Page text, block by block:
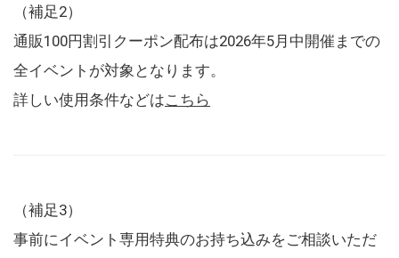
（補足2）
通販100円割引クーポン配布は2026年5月中開催までの
全イベントが対象となります。
詳しい使用条件などはこちら
（補足3）
事前にイベント専用特典のお持ち込みをご相談いただ